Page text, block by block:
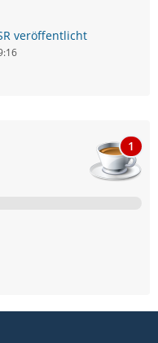
veröffentlicht
1